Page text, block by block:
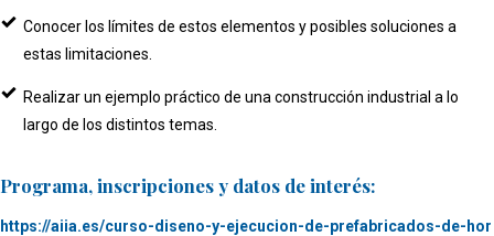
Conocer los límites de estos elementos y posibles soluciones a
estas limitaciones.
Realizar un ejemplo práctico de una construcción industrial a lo
largo de los distintos temas.
Programa, inscripciones y datos de interés:
https://aiia.es/curso-diseno-y-ejecucion-de-prefabricados-de-hor